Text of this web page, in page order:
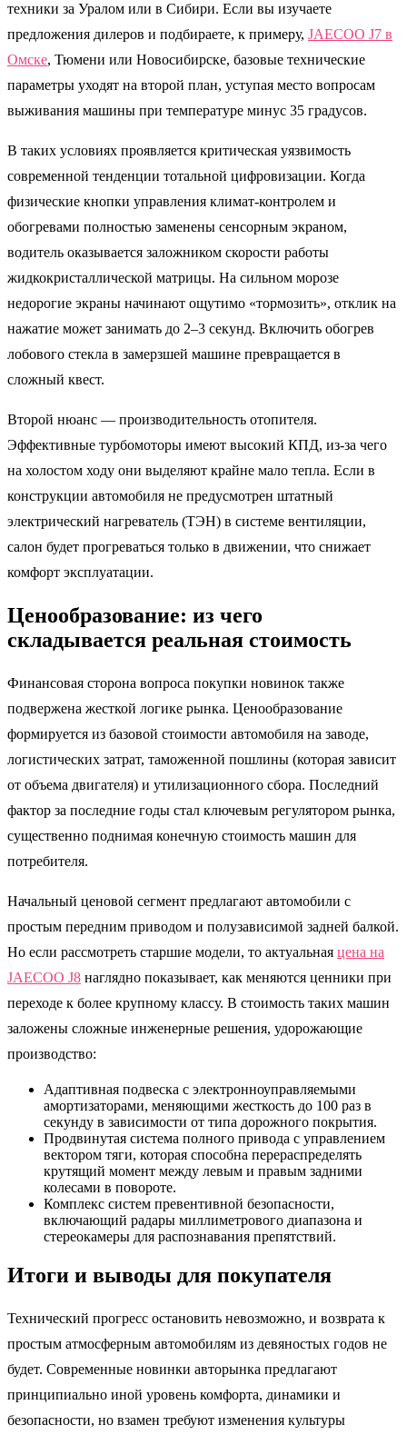
техники за Уралом или в Сибири. Если вы изучаете
предложения дилеров и подбираете, к примеру, JAECOO J7 в
Омске, Тюмени или Новосибирске, базовые технические
параметры уходят на второй план, уступая место вопросам
выживания машины при температуре минус 35 градусов.
В таких условиях проявляется критическая уязвимость
современной тенденции тотальной цифровизации. Когда
физические кнопки управления климат-контролем и
обогревами полностью заменены сенсорным экраном,
водитель оказывается заложником скорости работы
жидкокристаллической матрицы. На сильном морозе
недорогие экраны начинают ощутимо «тормозить», отклик на
нажатие может занимать до 2–3 секунд. Включить обогрев
лобового стекла в замерзшей машине превращается в
сложный квест.
Второй нюанс — производительность отопителя.
Эффективные турбомоторы имеют высокий КПД, из-за чего
на холостом ходу они выделяют крайне мало тепла. Если в
конструкции автомобиля не предусмотрен штатный
электрический нагреватель (ТЭН) в системе вентиляции,
салон будет прогреваться только в движении, что снижает
комфорт эксплуатации.
Ценообразование: из чего
складывается реальная стоимость
Финансовая сторона вопроса покупки новинок также
подвержена жесткой логике рынка. Ценообразование
формируется из базовой стоимости автомобиля на заводе,
логистических затрат, таможенной пошлины (которая зависит
от объема двигателя) и утилизационного сбора. Последний
фактор за последние годы стал ключевым регулятором рынка,
существенно поднимая конечную стоимость машин для
потребителя.
Начальный ценовой сегмент предлагают автомобили с
простым передним приводом и полузависимой задней балкой.
Но если рассмотреть старшие модели, то актуальная цена на
JAECOO J8 наглядно показывает, как меняются ценники при
переходе к более крупному классу. В стоимость таких машин
заложены сложные инженерные решения, удорожающие
производство:
Адаптивная подвеска с электронноуправляемыми
амортизаторами, меняющими жесткость до 100 раз в
секунду в зависимости от типа дорожного покрытия.
Продвинутая система полного привода с управлением
вектором тяги, которая способна перераспределять
крутящий момент между левым и правым задними
колесами в повороте.
Комплекс систем превентивной безопасности,
включающий радары миллиметрового диапазона и
стереокамеры для распознавания препятствий.
Итоги и выводы для покупателя
Технический прогресс остановить невозможно, и возврата к
простым атмосферным автомобилям из девяностых годов не
будет. Современные новинки авторынка предлагают
принципиально иной уровень комфорта, динамики и
безопасности, но взамен требуют изменения культуры